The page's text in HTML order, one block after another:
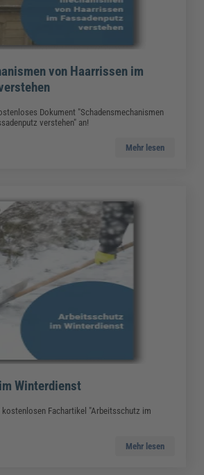
von Haarrissen im
Dokument "Schadensmechanismen
verstehen" an!
Mehr lesen
Winterdienst
kostenlosen Fachartikel "Arbeitsschutz im
Mehr lesen